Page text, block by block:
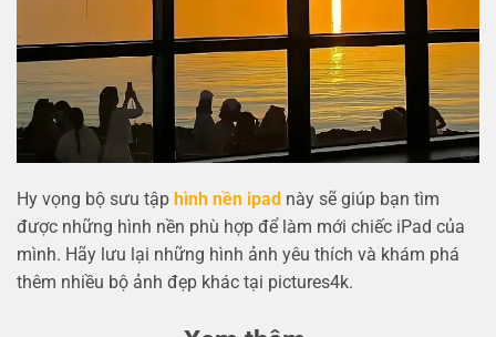
Hy vọng bộ sưu tập hình nền ipad này sẽ giúp bạn tìm
được những hình nền phù hợp để làm mới chiếc iPad của
mình. Hãy lưu lại những hình ảnh yêu thích và khám phá
thêm nhiều bộ ảnh đẹp khác tại pictures4k.